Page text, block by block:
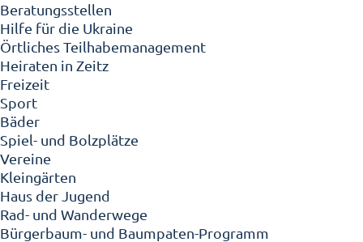
Beratungsstellen
Hilfe für die Ukraine
Örtliches Teilhabemanagement
Heiraten in Zeitz
Freizeit
Sport
Bäder
Spiel- und Bolzplätze
Vereine
Kleingärten
Haus der Jugend
Rad- und Wanderwege
Bürgerbaum- und Baumpaten-Programm